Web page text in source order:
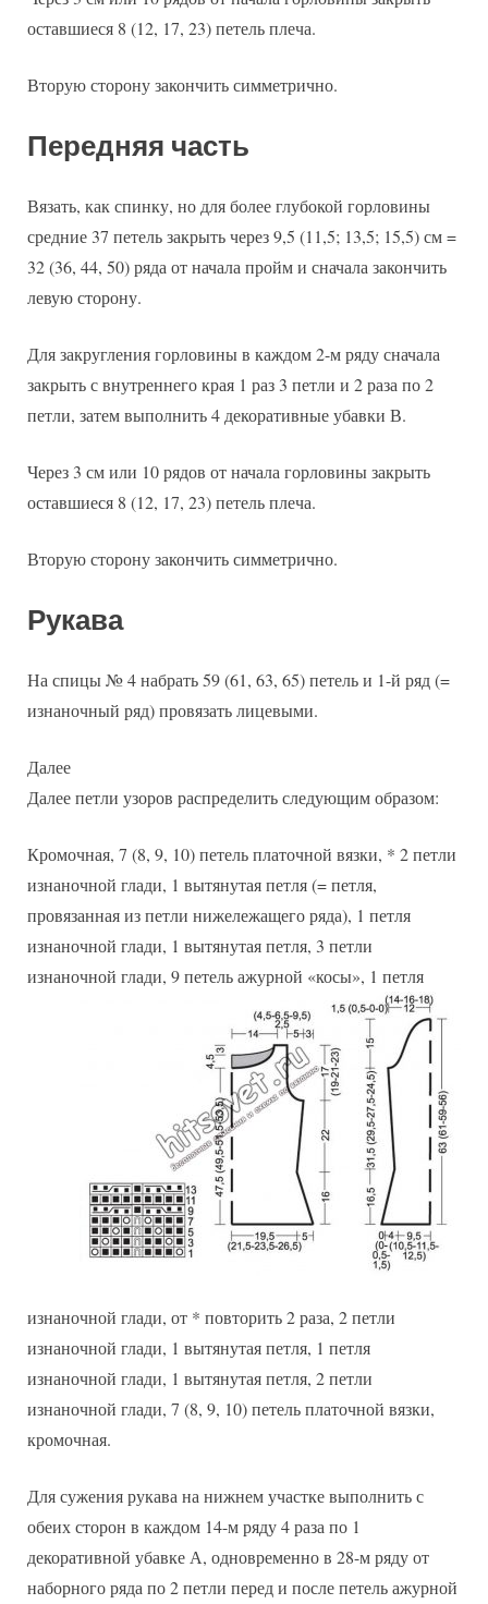
оставшиеся 8 (12, 17, 23) петель плеча.
Вторую сторону закончить симметрично.
Передняя часть
Вязать, как спинку, но для более глубокой горловины
средние 37 петель закрыть через 9,5 (11,5; 13,5; 15,5) см =
32 (36, 44, 50) ряда от начала пройм и сначала закончить
левую сторону.
Для закругления горловины в каждом 2-м ряду сначала
закрыть с внутреннего края 1 раз 3 петли и 2 раза по 2
петли, затем выполнить 4 декоративные убавки В.
Через 3 см или 10 рядов от начала горловины закрыть
оставшиеся 8 (12, 17, 23) петель плеча.
Вторую сторону закончить симметрично.
Рукава
На спицы № 4 набрать 59 (61, 63, 65) петель и 1-й ряд (=
изнаночный ряд) провязать лицевыми.
Далее
Далее петли узоров распределить следующим образом:
Кромочная, 7 (8, 9, 10) петель платочной вязки, * 2 петли
изнаночной глади, 1 вытянутая петля (= петля,
провязанная из петли нижележащего ряда), 1 петля
изнаночной глади, 1 вытянутая петля, 3 петли
изнаночной глади, 9 петель ажурной «косы», 1 петля
изнаночной глади, от * повторить 2 раза, 2 петли
изнаночной глади, 1 вытянутая петля, 1 петля
изнаночной глади, 1 вытянутая петля, 2 петли
изнаночной глади, 7 (8, 9, 10) петель платочной вязки,
кромочная.
Для сужения рукава на нижнем участке выполнить с
обеих сторон в каждом 14-м ряду 4 раза по 1
декоративной убавке А, одновременно в 28-м ряду от
наборного ряда по 2 петли перед и после петель ажурной